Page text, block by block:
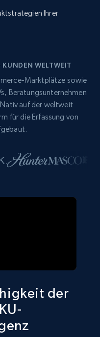
Ihrer
WELTWEIT
Marktplätze sowie
Beratungsunternehmen
auf der weltweit
für die Erfassung von
der